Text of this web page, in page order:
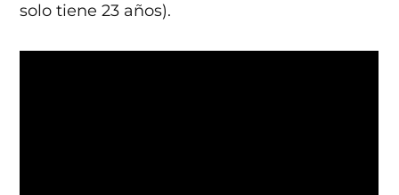
solo tiene 23 años).